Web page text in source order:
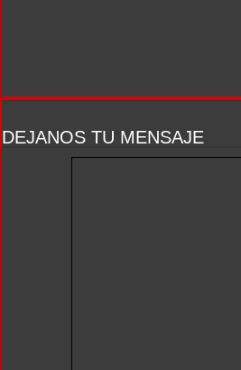
DEJANOS TU MENSAJE